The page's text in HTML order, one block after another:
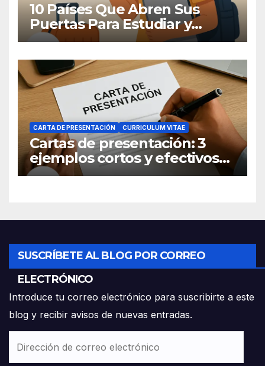
10 Países Que Abren Sus
Puertas Para Estudiar y
Trabajar
CARTA DE PRESENTACIÓN CURRICULUM VITAE
Cartas de presentación: 3
ejemplos cortos y efectivos
para postular a un empleo
SUSCRÍBETE AL BLOG POR CORREO
ELECTRÓNICO
Introduce tu correo electrónico para suscribirte a este
blog y recibir avisos de nuevas entradas.